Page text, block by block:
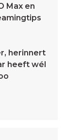
Max en
herinnert
heeft wél